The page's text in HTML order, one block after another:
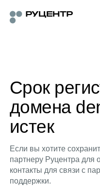
Срок
домена
истек
Если вы хотите
партнеру Руцентра для
контакты для связи с
поддержки.